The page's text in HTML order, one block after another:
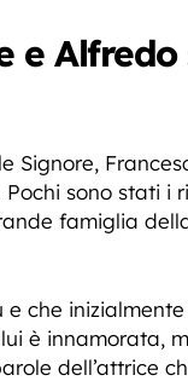
e
Signore,
sono stati i
famiglia
e che
è innamorata,
dell’attrice